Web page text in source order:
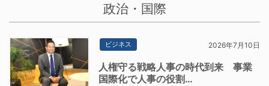
政治・国際
ビジネス 2026年7月10日
人権守る戦略人事の時代到来 事業
国際化で人事の役割…